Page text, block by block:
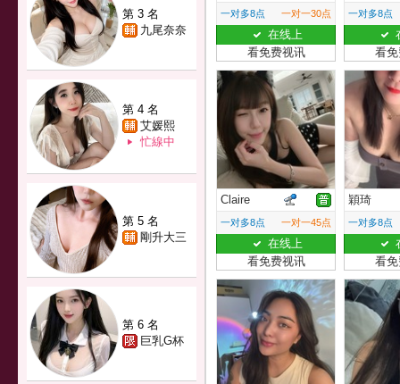
第 3 名
九尾奈奈
第 4 名
艾媛熙
忙線中
第 5 名
剛升大三
第 6 名
巨乳G杯
一对多8点 一对一30点
在线上
看免费视讯
一对多8点
看
Claire
一对多8点 一对一45点
在线上
看免费视讯
穎琦
一对多8点
看